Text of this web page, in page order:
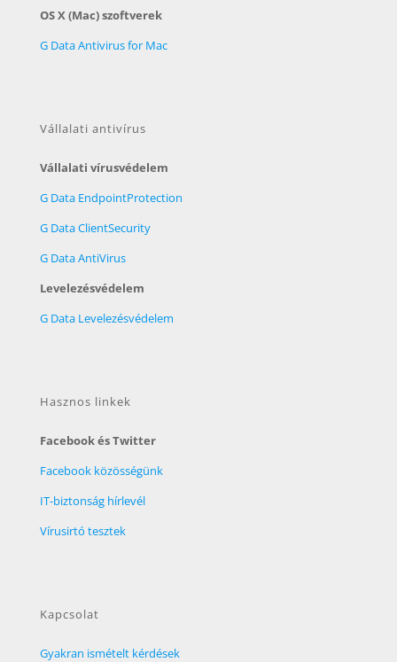
OS X (Mac) szoftverek
G Data Antivirus for Mac
Vállalati antivírus
Vállalati vírusvédelem
G Data EndpointProtection
G Data ClientSecurity
G Data AntiVirus
Levelezésvédelem
G Data Levelezésvédelem
Hasznos linkek
Facebook és Twitter
Facebook közösségünk
IT-biztonság hírlevél
Vírusirtó tesztek
Kapcsolat
Gyakran ismételt kérdések